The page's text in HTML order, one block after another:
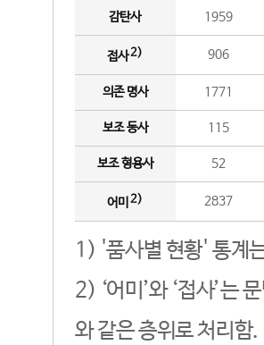
감탄사 1959
접사2) 906
의존 명사 1771
보조 동사 115
보조 형용사 52
어미 2) 2837
1) '품사별 현황' 통계
2) ‘어미’와 ‘접사’는
와 같은 층위로 처리함.